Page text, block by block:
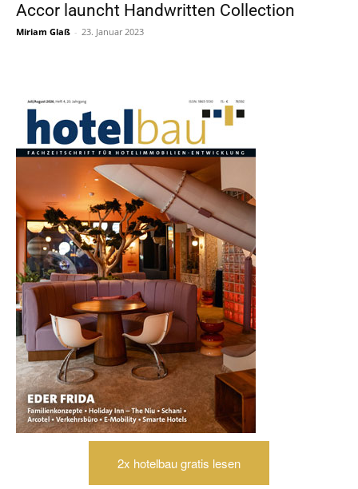
Accor launcht Handwritten Collection
Miriam Glaß - 23. Januar 2023
2x hotelbau gratis lesen